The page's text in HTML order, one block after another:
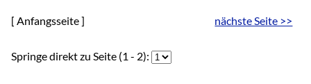
[ Anfangsseite ] nächste Seite >>
Springe direkt zu Seite (1 - 2):